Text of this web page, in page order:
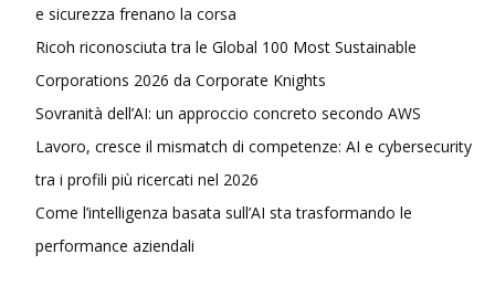
e sicurezza frenano la corsa
Ricoh riconosciuta tra le Global 100 Most Sustainable
Corporations 2026 da Corporate Knights
Sovranità dell’AI: un approccio concreto secondo AWS
Lavoro, cresce il mismatch di competenze: AI e cybersecurity
tra i profili più ricercati nel 2026
Come l’intelligenza basata sull’AI sta trasformando le
performance aziendali